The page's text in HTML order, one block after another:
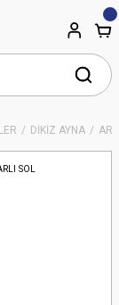
DİKİZ AYNA